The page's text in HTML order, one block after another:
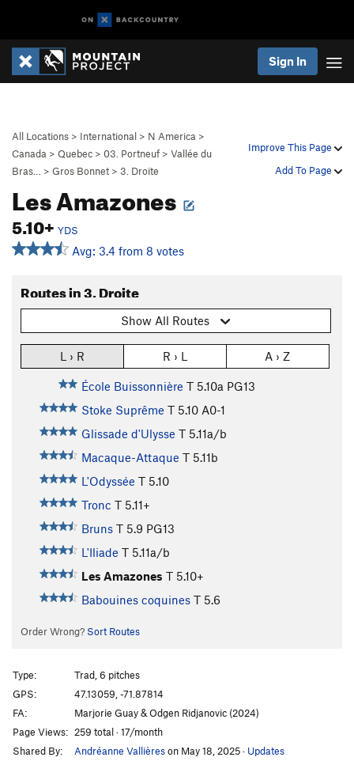
Sign In
Improve This Page
Add To Page
All Locations > International > N America >
Canada > Quebec > 03. Portneuf > Vallée du
Bras…
> Gros Bonnet > 3. Droite
Les Amazones
5.10+ YDS
Avg: 3.4 from 8 votes
Routes in 3. Droite
Show All Routes
L › R R › L A › Z
École Buissonnière T 5.10a PG13
Stoke Suprême T 5.10 A0-1
Glissade d'Ulysse T 5.11a/b
Macaque-Attaque T 5.11b
L'Odyssée T 5.10
Tronc T 5.11+
Bruns T 5.9 PG13
L'Iliade T 5.11a/b
Les Amazones T 5.10+
Babouines coquines T 5.6
Order Wrong? Sort Routes
Type:
Trad, 6 pitches
GPS:
47.13059, -71.87814
FA:
Marjorie Guay & Odgen Ridjanovic (2024)
Page Views: 259 total · 17/month
Shared By:
Andréanne Vallièreson May 18, 2025· Updates